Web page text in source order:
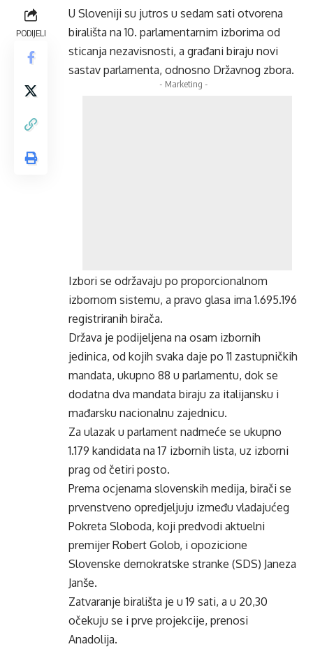
PODIJELI
U Sloveniji su jutros u sedam sati otvorena
birališta na 10. parlamentarnim izborima od
sticanja nezavisnosti, a građani biraju novi
sastav parlamenta, odnosno Državnog zbora.
- Marketing -
Izbori se održavaju po proporcionalnom
izbornom sistemu, a pravo glasa ima 1.695.196
registriranih birača.
Država je podijeljena na osam izbornih
jedinica, od kojih svaka daje po 11 zastupničkih
mandata, ukupno 88 u parlamentu, dok se
dodatna dva mandata biraju za italijansku i
mađarsku nacionalnu zajednicu.
Za ulazak u parlament nadmeće se ukupno
1.179 kandidata na 17 izbornih lista, uz izborni
prag od četiri posto.
Prema ocjenama slovenskih medija, birači se
prvenstveno opredjeljuju između vladajućeg
Pokreta Sloboda, koji predvodi aktuelni
premijer Robert Golob, i opozicione
Slovenske demokratske stranke (SDS) Janeza
Janše.
Zatvaranje birališta je u 19 sati, a u 20,30
očekuju se i prve projekcije, prenosi
Anadolija.